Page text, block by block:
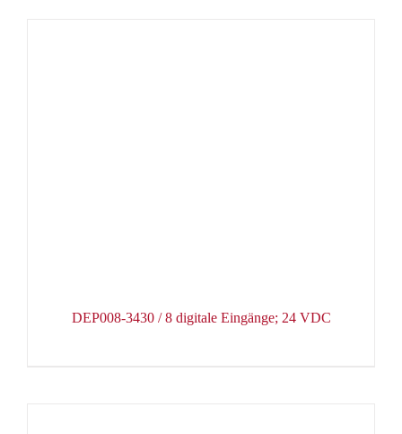
DEP008-3430 / 8 digitale Eingänge; 24 VDC